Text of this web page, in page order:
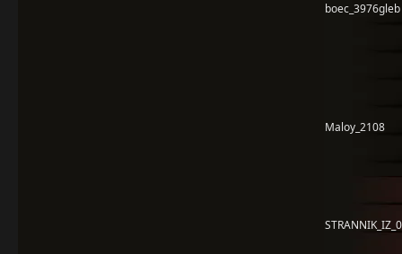
boec_3976gleb
Maloy_2108